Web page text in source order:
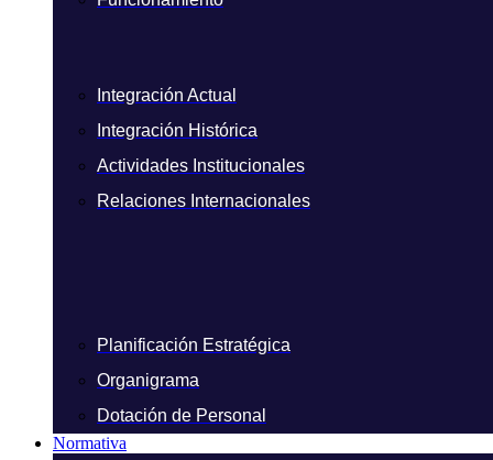
Integración Actual
Integración Histórica
Actividades Institucionales
Relaciones Internacionales
Planificación Estratégica
Organigrama
Dotación de Personal
Normativa